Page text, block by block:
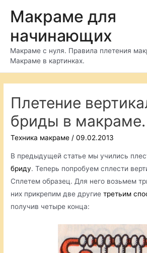
содержимому
Макраме для
начинающих
Макраме с нуля. Правила плетения
Макраме в картинках.
Плетение
бриды в макраме.
Техника макраме /09.02.2013
В предыдущей статье мы учились
бриду. Теперь попробуем сплести
Сплетем образец. Для него возьмем
них прикрепим две другиетретьим
получив четыре конца: